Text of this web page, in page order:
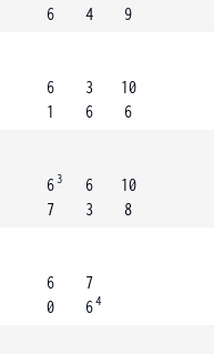
6
4
9
6
1
3
6
10
6
6 3
7
6
3
10
8
6
0
7
64